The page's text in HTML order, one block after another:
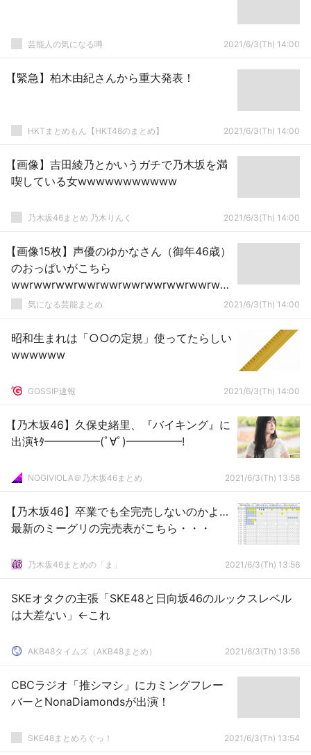
芸能人の気になる噂 2021/6/3(Th) 14:00
【緊急】柏木由紀さんから重大発表！
HKTまとめもん【HKT48のまとめ】 2021/6/3(Th) 14:00
【画像】吉田綾乃とかいうガチで乃木坂を満
喫している女wwwwwwwwwww
乃木坂46まとめ 乃木りんく 2021/6/3(Th) 14:00
【画像15枚】声優のゆかなさん（御年46歳）
のおっぱいがこちら
wwrwwrwwrwwrwwrwwrwwrwwrwwrww
rwwrwwrww
気になる芸能まとめ 2021/6/3(Th) 14:00
昭和生まれは「○○の定規」使ってたらしい
wwwwww
GOSSIP速報 2021/6/3(Th) 14:00
【乃木坂46】久保史緒里、『バイキング』に
出演ｷﾀ━━━━━(ﾟ∀ﾟ)━━━━━!
NOGIVIOLA＠乃木坂46まとめ 2021/6/3(Th) 13:58
【乃木坂46】卒業でも全完売しないのかよ…
最新のミーグリの完売表がこちら・・・
乃木坂46まとめの「ま」 2021/6/3(Th) 13:56
SKEオタクの主張「SKE48と日向坂46のルックスレベル
は大差ない」←これ
AKB48タイムズ（AKB48まとめ） 2021/6/3(Th) 13:56
CBCラジオ「推シマシ」にカミングフレー
バーとNonaDiamondsが出演！
SKE48まとめろぐっ！ 2021/6/3(Th) 13:54